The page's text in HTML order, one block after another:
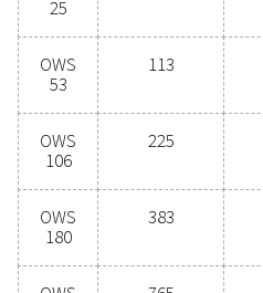
Neem contact op
condensaatbeheer